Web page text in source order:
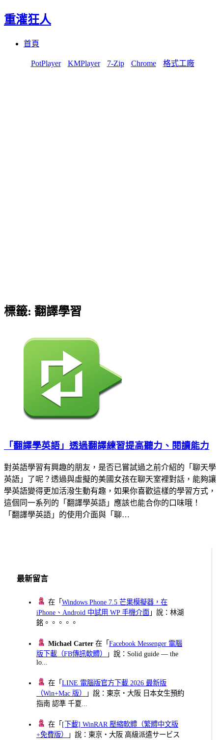
重灌狂人
首頁
PotPlayer KMPlayer 7-Zip Chrome 格式工廠
標籤: 翻譯學習
「翻譯學英語」透過翻譯練習提高聽力、閱讀能力
對英語學習有興趣的朋友，是否已嘗試過之前介紹的「聊天學
英語」了呢？透過與虛擬的美國女孩在聊天室裡對話，能夠讓
學英語變得更加活潑生動有趣，如果你喜歡這樣的學習方式，
這個同一系列的「翻譯學英語」應該也能合你的口味哦！
「翻譯學英語」的使用介面與「聊…
最新留言
在「Windows Phone 7.5 芒果模擬器，在
iPhone、Android 中試用 WP 手機介面 」說：林湖
銘。。。。。
Michael Carter 在「Facebook Messenger 電腦
版下載（FB傳訊軟體）
」說：Solid guide — the
lo...
在「LINE 電腦版官方下載 2026 最新版
（Win+Mac 版）
」說：東京・大阪 日本女生預約
指南 認準 千夏...
在「 [下載] WinRAR 壓縮軟體（繁體中文版
+免費版）
」說：東京・大阪 高級派遣サービス